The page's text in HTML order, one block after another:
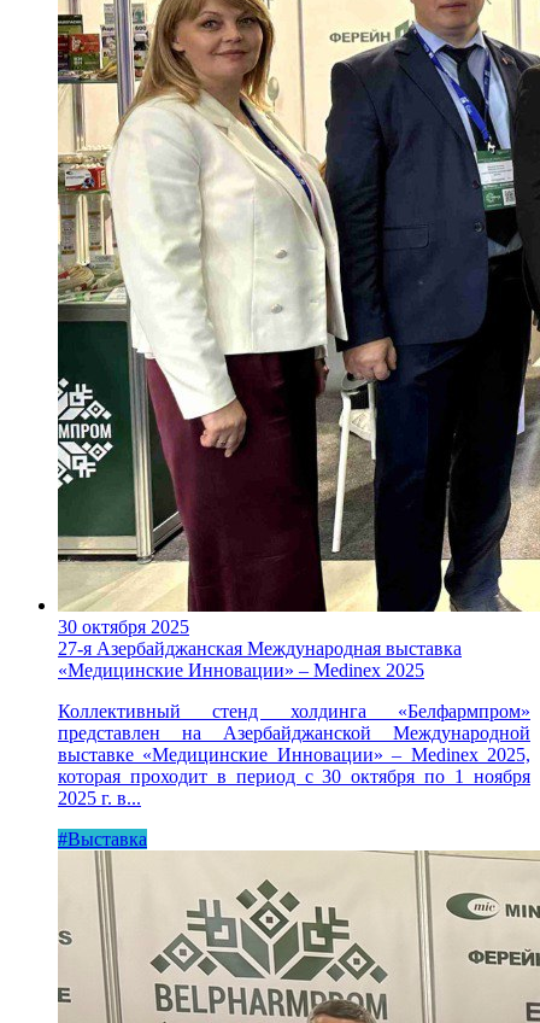
30 октября 2025
27-я Азербайджанская Международная выставка
«Медицинские Инновации» – Medinex 2025
Коллективный стенд холдинга «Белфармпром»
представлен на Азербайджанской Международной
выставке «Медицинские Инновации» – Medinex 2025,
которая проходит в период с 30 октября по 1 ноября
2025 г. в...
#Выставка